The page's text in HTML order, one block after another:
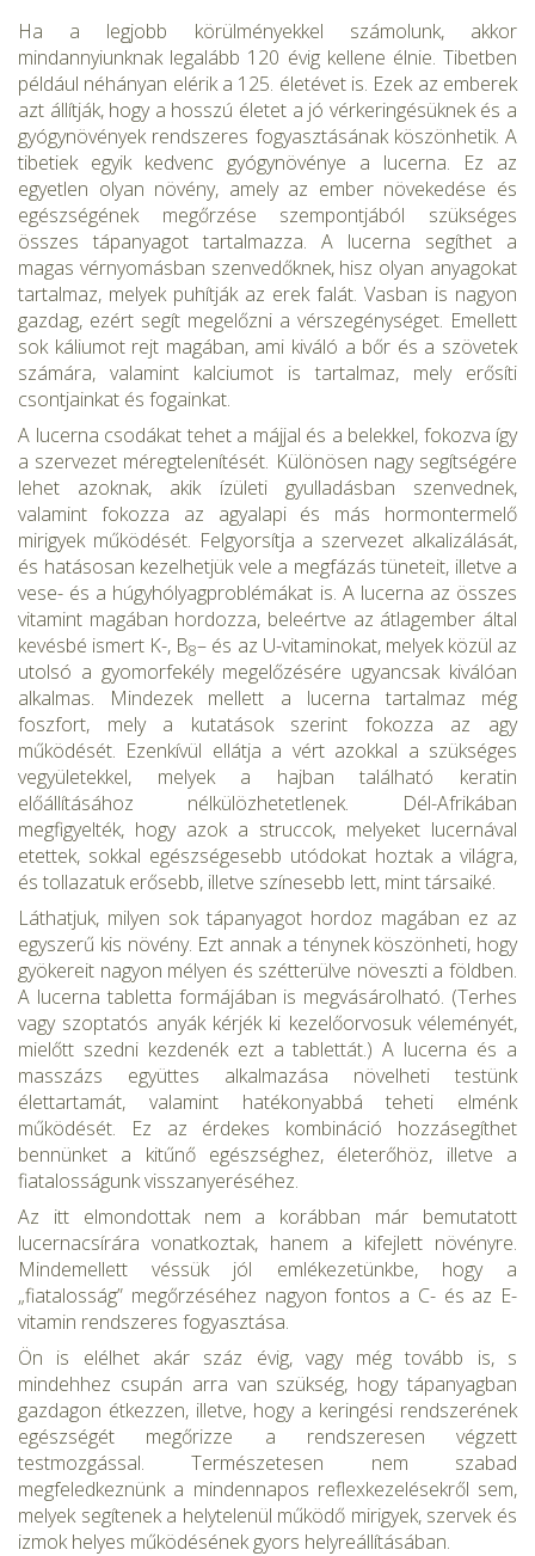
Ha a legjobb körülményekkel számolunk, akkor
mindannyiunknak legalább 120 évig kellene élnie. Tibetben
például néhányan elérik a 125. életévet is. Ezek az emberek
azt állítják, hogy a hosszú életet a jó vérkeringésüknek és a
gyógynövények rendszeres fogyasztásának köszönhetik. A
tibetiek egyik kedvenc gyógynövénye a lucerna. Ez az
egyetlen olyan növény, amely az ember növekedése és
egészségének megőrzése szempontjából szükséges
összes tápanyagot tartalmazza. A lucerna segíthet a
magas vérnyomásban szenvedőknek, hisz olyan anyagokat
tartalmaz, melyek puhítják az erek falát. Vasban is nagyon
gazdag, ezért segít megelőzni a vérszegénységet. Emellett
sok káliu­mot rejt magában, ami kiváló a bőr és a szövetek
számára, valamint kalciumot is tartalmaz, mely erősíti
csontjainkat és fogainkat.
A lucerna csodákat tehet a májjal és a belekkel, fokozva így
a szer­vezet méregtelenítését. Különösen nagy segítségére
lehet azoknak, akik ízületi gyulladásban szenvednek,
valamint fokozza az agyalapi és más hormontermelő
mirigyek működését. Felgyorsítja a szervezet alkalizálását,
és hatásosan kezelhetjük vele a megfázás tüneteit, illet­ve a
vese- és a húgyhólyagproblémákat is. A lucerna az összes
vita­mint magában hordozza, beleértve az átlagember által
kevésbé ismert K-, B8– és az U-vitaminokat, melyek közül az
utolsó a gyomorfekély megelőzésére ugyancsak kiválóan
alkalmas. Mindezek mellett a lucerna tartalmaz még
foszfort, mely a kutatások szerint fokozza az agy
működését. Ezenkívül ellátja a vért azokkal a szükséges
vegyületek­kel, melyek a hajban található keratin
előállításához nélkülözhetetle­nek. Dél-Afrikában
megfigyelték, hogy azok a struccok, melyeket lu­cernával
etettek, sokkal egészségesebb utódokat hoztak a világra,
és tollazatuk erősebb, illetve színesebb lett, mint társaiké.
Láthatjuk, milyen sok tápanyagot hordoz magában ez az
egyszerű kis növény. Ezt annak a ténynek köszönheti, hogy
gyökereit nagyon mélyen és szétterülve növeszti a földben.
A lucerna tabletta formá­jában is megvásárolható. (Terhes
vagy szoptatós anyák kérjék ki ke­zelőorvosuk véleményét,
mielőtt szedni kezdenék ezt a tablettát.) A lucerna és a
masszázs együttes alkalmazása növelheti testünk
élettartamát, valamint hatékonyabbá teheti elménk
működését. Ez az érdekes kombináció hozzásegíthet
bennünket a kitűnő egészséghez, életerőhöz, illetve a
fiatalosságunk visszanyeréséhez.
Az itt elmondottak nem a korábban már bemutatott
lucernacsírá­ra vonatkoztak, hanem a kifejlett növényre.
Mindemellett véssük jól emlékezetünkbe, hogy a
„fiatalosság” megőrzéséhez nagyon fontos a C- és az E-
vitamin rendszeres fogyasztása.
Ön is elélhet akár száz évig, vagy még tovább is, s
mindehhez csu­pán arra van szükség, hogy tápanyagban
gazdagon étkezzen, illetve, hogy a keringési rendszerének
egészségét megőrizze a rendszeresen végzett
testmozgással. Természetesen nem szabad
megfeledkeznünk a mindennapos reflexkezelésekről sem,
melyek segítenek a helytele­nül működő mirigyek, szervek és
izmok helyes működésének gyors helyreállításában.